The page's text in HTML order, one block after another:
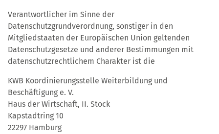
Verantwortlicher im Sinne der
Datenschutzgrundverordnung, sonstiger in den
Mitgliedstaaten der Europäischen Union geltenden
Datenschutzgesetze und anderer Bestimmungen mit
datenschutzrechtlichem Charakter ist die
KWB Koordinierungsstelle Weiterbildung und
Beschäftigung e. V.
Haus der Wirtschaft, II. Stock
Kapstadtring 10
22297 Hamburg